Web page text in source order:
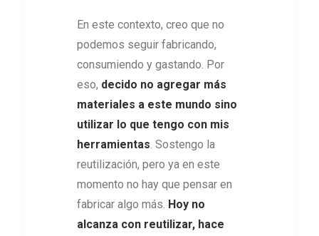
En este contexto, creo que no
podemos seguir fabricando,
consumiendo y gastando. Por
eso, decido no agregar más
materiales a este mundo sino
utilizar lo que tengo con mis
herramientas. Sostengo la
reutilización, pero ya en este
momento no hay que pensar en
fabricar algo más. Hoy no
alcanza con reutilizar, hace